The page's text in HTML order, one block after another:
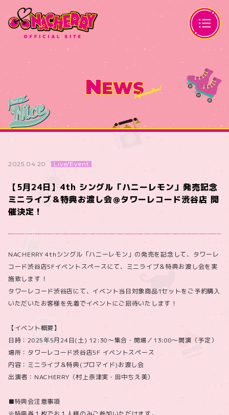
NEWS
2025.04.20 Live/Event
【5月24日】4th シングル「ハニーレモン」発売記念
ミニライブ＆特典お渡し会＠タワーレコード渋谷店 開
催決定！
NACHERRY 4thシングル「ハニーレモン」の発売を記念して、タワーレ
コード渋谷店5Fイベントスペースにて、ミニライブ＆特典お渡し会を実
施致します！
タワーレコード渋谷店にて、イベント当日対象商品1セットをご予約購入
いただいたお客様を先着でイベントにご招待いたします！
【イベント概要】
日時：2025年5月24日(土) 12:30～集合・開場／13:00～開演（予定）
場所：タワーレコード渋谷店5F イベントスペース
内容：ミニライブ＆特典(ブロマイド)お渡し会
出演者：NACHERRY（村上奈津実・田中ちえ美）
■特典会注意事項